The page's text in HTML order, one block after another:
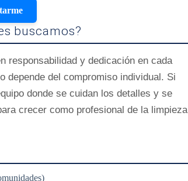
buscamos?
responsabilidad y dedicación en cada
depende del compromiso individual. Si
donde se cuidan los detalles y se
crecer como profesional de la limpieza